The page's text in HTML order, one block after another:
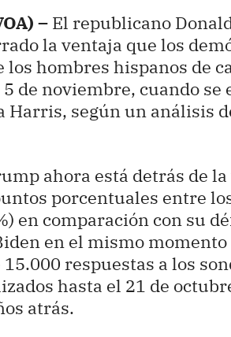
– El republicano
la ventaja que los
hombres hispanos de
de noviembre, cuando se
Harris, según un análisis
ahora está detrás de
porcentuales entre
en comparación con su
en el mismo momento
respuestas a los
hasta el 21 de
atrás.